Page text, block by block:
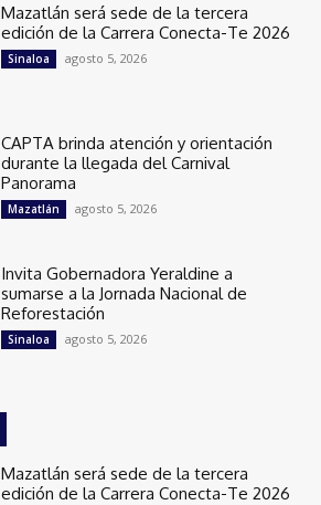
Mazatlán será sede de la tercera
edición de la Carrera Conecta-Te 2026
Sinaloa agosto 5, 2026
CAPTA brinda atención y orientación
durante la llegada del Carnival
Panorama
Mazatlán agosto 5, 2026
Invita Gobernadora Yeraldine a
sumarse a la Jornada Nacional de
Reforestación
Sinaloa agosto 5, 2026
Mazatlán será sede de la tercera
edición de la Carrera Conecta-Te 2026